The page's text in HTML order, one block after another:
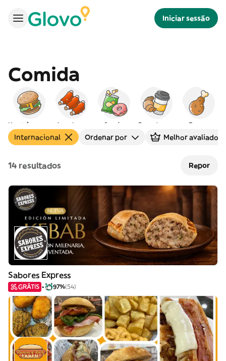
Iniciar sessão
Comida
Americana Snacks Peq. almoço Frango
Internacional Ordenar por Melhor avaliados
14 resultados Repor
Sabores Express
GRÁTIS 97%(54)